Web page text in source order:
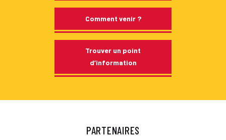
Comment venir ?
Trouver un point
d’information
PARTENAIRES